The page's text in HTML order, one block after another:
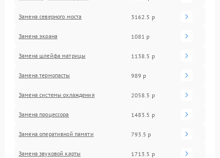
Замена северного моста 3162.5 р
Замена экрана 1081 р
Замена шлейфа матрицы 1138.5 р
Замена термопасты 989 р
Замена системы охлаждения 2058.5 р
Замена процессора 1483.5 р
Замена оперативной памяти 793.5 р
Замена звуковой карты 1713.5 р